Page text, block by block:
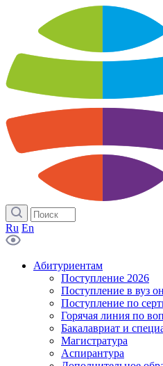
Ru En
Абитуриентам
Поступление 2026
Поступление в вуз
Поступление по
Горячая линия по
Бакалавриат и
Магистратура
Аспирантура